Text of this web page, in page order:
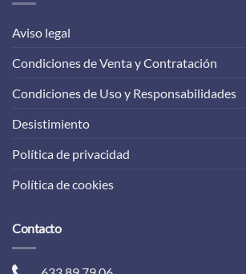
Aviso legal
Condiciones de Venta y Contratación
Condiciones de Uso y Responsabilidades
Desistimiento
Política de privacidad
Política de cookies
Contacto